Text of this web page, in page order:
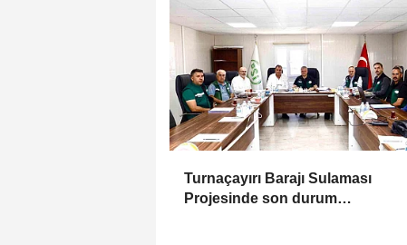
Turnaçayırı Barajı Sulaması
Projesinde son durum